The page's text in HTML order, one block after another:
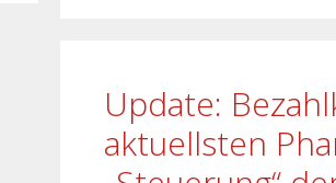
Update:
aktuellsten